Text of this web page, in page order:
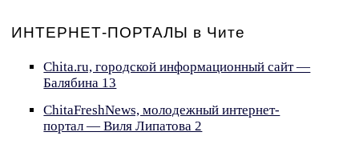
ИНТЕРНЕТ-ПОРТАЛЫ в Чите
Chita.ru, городской информационный сайт —
Балябина 13
ChitaFreshNews, молодежный интернет-
портал — Виля Липатова 2